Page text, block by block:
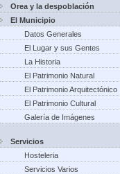
Orea y la despoblación
El Municipio
Datos Generales
El Lugar y sus Gentes
La Historia
El Patrimonio Natural
El Patrimonio Arquitectónico
El Patrimonio Cultural
Galería de Imágenes
Servicios
Hosteleria
Servicios Varios